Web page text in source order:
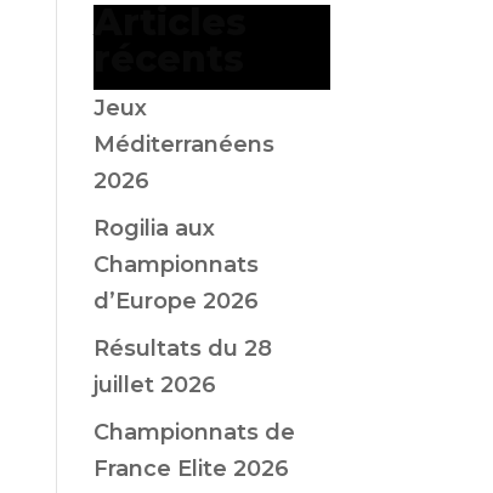
Jeux
Méditerranéens
2026
Rogilia aux
Championnats
d’Europe 2026
Résultats du 28
juillet 2026
Championnats de
France Elite 2026